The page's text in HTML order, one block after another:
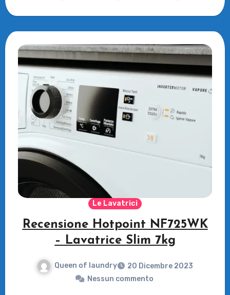
Le Lavatrici
Recensione Hotpoint NF725WK
– Lavatrice Slim 7kg
Queen of laundry
20 Dicembre 2023
Nessun commento